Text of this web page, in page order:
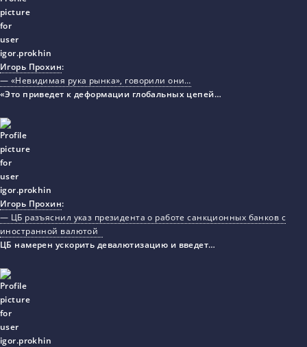
Игорь Прохин:
— «Невидимая рука рынка», говорили они…
«Это приведет к деформации глобальных цепей…
Игорь Прохин:
— ЦБ разъяснил указ президента о работе санкционных банков с
иностранной валютой
ЦБ намерен ускорить девалютизацию и введет…